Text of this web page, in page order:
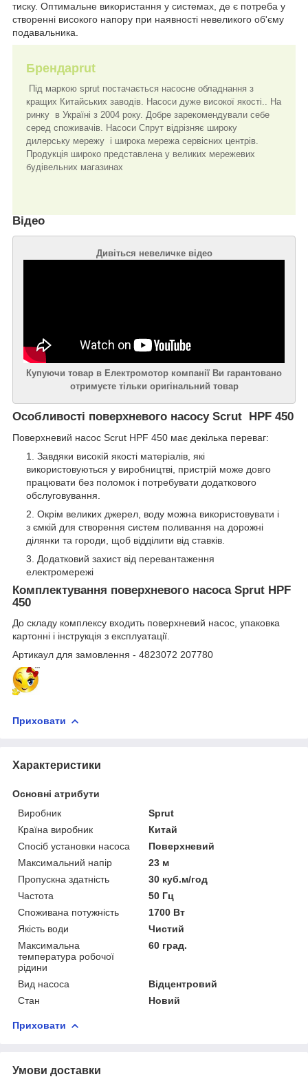
тиску. Оптимальне використання у системах, де є потреба у
створенні високого напору при наявності невеликого об'єму
подавальника.
Брендаprut
Під маркою sprut постачається насосне обладнання з
кращих Китайських заводів. Насоси дуже високої якості.. На
ринку в Україні з 2004 року. Добре зарекомендували себе
серед споживачів. Насоси Спрут відрізняє широку
дилерську мережу і широка мережа сервісних центрів.
Продукція широко представлена у великих мережевих
будівельних магазинах
Відео
Дивіться невеличке відео
Купуючи товар в Електромотор компанії Ви гарантовано
отримуєте тільки оригінальний товар
Особливості поверхневого насосу Scrut HPF 450
Поверхневий насос Scrut HPF 450 має декілька переваг:
Завдяки високій якості матеріалів, які
використовуються у виробництві, пристрій може довго
працювати без поломок і потребувати додаткового
обслуговування.
Окрім великих джерел, воду можна використовувати і
з ємкій для створення систем поливання на дорожні
ділянки та городи, щоб відділити від ставків.
Додатковий захист від перевантаження
електромережі
Комплектування поверхневого насоса Sprut HPF
450
До складу комплексу входить поверхневий насос, упаковка
картонні і інструкція з експлуатації.
Артикаул для замовлення - 4823072 207780
Приховати
Характеристики
Основні атрибути
Виробник
Sprut
Країна виробник
Китай
Спосіб установки насоса
Поверхневий
Максимальний напір
23 м
Пропускна здатність
30 куб.м/год
Частота
50 Гц
Споживана потужність
1700 Вт
Якість води
Чистий
Максимальна
температура робочої
рідини
60 град.
Вид насоса
Відцентровий
Стан
Новий
Приховати
Умови доставки